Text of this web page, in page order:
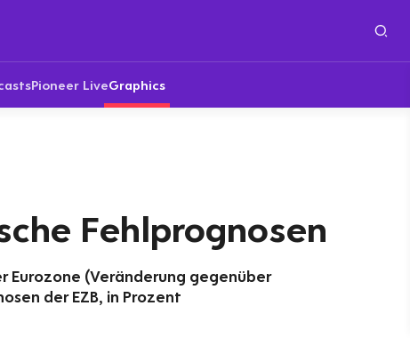
Pioneer LiveGraphics
Fehlprognosen
Eurozone (Veränderung gegenüber
der EZB, in Prozent